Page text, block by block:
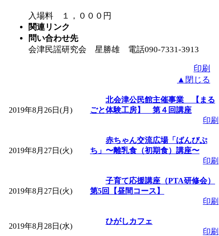
入場料 １，０００円
関連リンク
問い合わせ先
会津民謡研究会 星勝雄 電話090-7331-3913
印刷
▲閉じる
2019年8月26日(月)
北会津公民館主催事業 【まる
ごと体験工房】 第４回講座
印刷
2019年8月27日(火)
赤ちゃん交流広場「ばんびぷ
ち」〜離乳食（初期食）講座〜
印刷
2019年8月27日(火)
子育て応援講座（PTA研修会）
第5回【昼間コース】
印刷
2019年8月28日(水)
ひがしカフェ
印刷